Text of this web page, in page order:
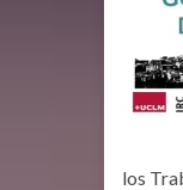
los